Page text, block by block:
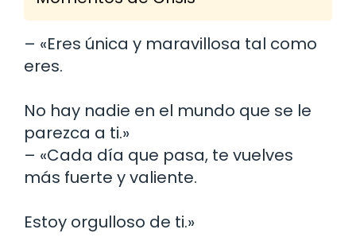
– «Eres única y maravillosa tal como
eres.
No hay nadie en el mundo que se le
parezca a ti.»
– «Cada día que pasa, te vuelves
más fuerte y valiente.
Estoy orgulloso de ti.»